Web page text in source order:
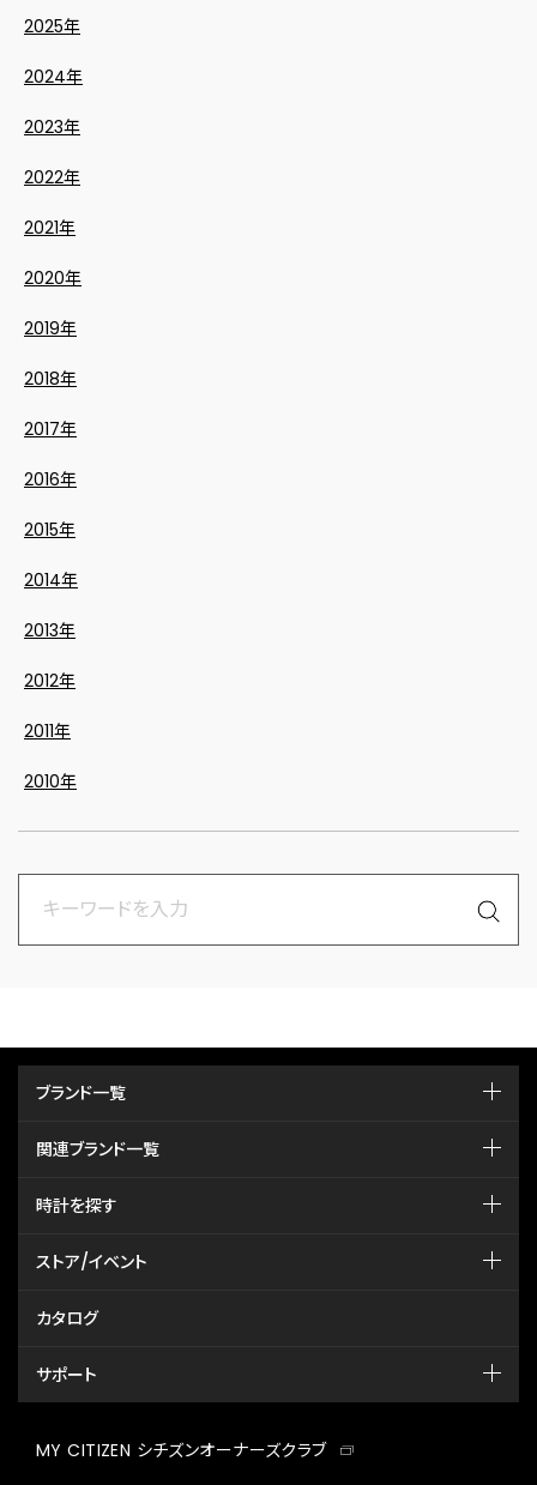
2025年
2024年
2023年
2022年
2021年
2020年
2019年
2018年
2017年
2016年
2015年
2014年
2013年
2012年
2011年
2010年
ブランド一覧
関連ブランド一覧
時計を探す
ストア/イベント
カタログ
サポート
MY CITIZEN シチズンオーナーズクラブ